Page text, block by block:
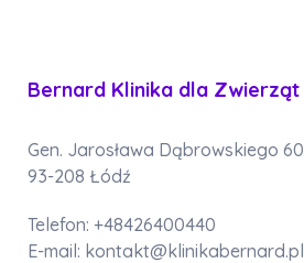
Bernard Klinika dla Zwierząt
Gen. Jarosława Dąbrowskiego 60
93-208 Łódź
Telefon: +48426400440
E-mail: kontakt@klinikabernard.pl